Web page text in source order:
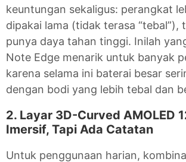
keuntungan sekaligus: perangkat
dipakai lama (tidak terasa “tebal”),
punya daya tahan tinggi. Inilah
Note Edge menarik untuk banyak
karena selama ini baterai besar
dengan bodi yang lebih tebal dan
2. Layar 3D-Curved AMOLED
Imersif, Tapi Ada Catatan
Untuk penggunaan harian,